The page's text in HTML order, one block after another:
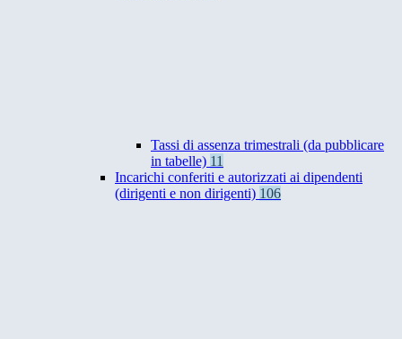
Tassi di assenza trimestrali (da pubblicare
in tabelle) 11
Incarichi conferiti e autorizzati ai dipendenti
(dirigenti e non dirigenti) 106